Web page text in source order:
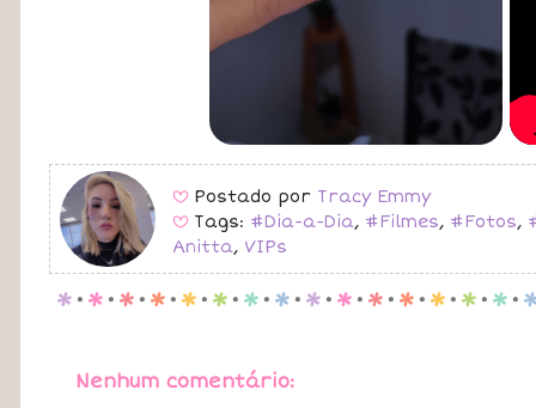
B Postado por Tracy Emmy
B Tags: #Dia-a-Dia, #Filmes, #Fotos,
Anitta, VIPs
p . p . p . p . p . p . p . p . p . p . p . p . p . p . p .
Nenhum comentário: